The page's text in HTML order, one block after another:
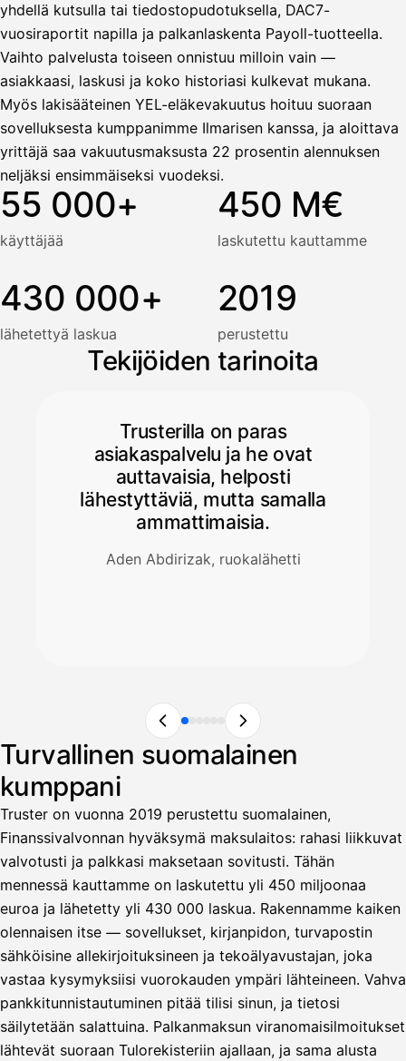
yhdellä kutsulla tai tiedostopudotuksella, DAC7-
vuosiraportit napilla ja palkanlaskenta Payoll-tuotteella.
Vaihto palvelusta toiseen onnistuu milloin vain —
asiakkaasi, laskusi ja koko historiasi kulkevat mukana.
Myös lakisääteinen YEL-eläkevakuutus hoituu suoraan
sovelluksesta kumppanimme Ilmarisen kanssa, ja aloittava
yrittäjä saa vakuutusmaksusta 22 prosentin alennuksen
neljäksi ensimmäiseksi vuodeksi.
55 000+
käyttäjää
450 M€
laskutettu kauttamme
430 000+
lähetettyä laskua
2019
perustettu
Tekijöiden tarinoita
Trusterilla on paras
asiakaspalvelu ja he ovat
auttavaisia, helposti
lähestyttäviä, mutta samalla
ammattimaisia.
Aden Abdirizak, ruokalähetti
Turvallinen suomalainen
kumppani
Truster on vuonna 2019 perustettu suomalainen,
Finanssivalvonnan hyväksymä maksulaitos: rahasi liikkuvat
valvotusti ja palkkasi maksetaan sovitusti. Tähän
mennessä kauttamme on laskutettu yli 450 miljoonaa
euroa ja lähetetty yli 430 000 laskua. Rakennamme kaiken
olennaisen itse — sovellukset, kirjanpidon, turvapostin
sähköisine allekirjoituksineen ja tekoälyavustajan, joka
vastaa kysymyksiisi vuorokauden ympäri lähteineen. Vahva
pankkitunnistautuminen pitää tilisi sinun, ja tietosi
säilytetään salattuina. Palkanmaksun viranomaisilmoitukset
lähtevät suoraan Tulorekisteriin ajallaan, ja sama alusta